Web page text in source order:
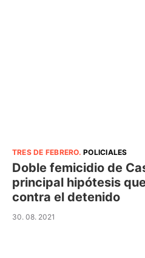
TRES DE FEBRERO.POLICIALES
Doble femicidio de
principal hipótesis
contra el detenido
30. 08. 2021